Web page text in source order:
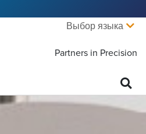
Выбор языка
Partners in Precision